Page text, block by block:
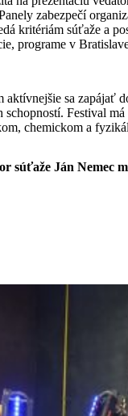
zabezpečí
kritériám súťaže a
programe v
sa zapájať
schopností. Festival
chemickom a
súťaže Ján Nemec